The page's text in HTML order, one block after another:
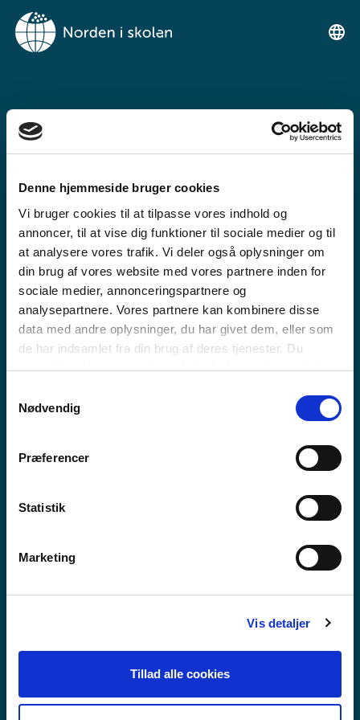
Denne hjemmeside bruger cookies
Vi bruger cookies til at tilpasse vores indhold og
annoncer, til at vise dig funktioner til sociale medier og til
at analysere vores trafik. Vi deler også oplysninger om
din brug af vores website med vores partnere inden for
sociale medier, annonceringspartnere og
analysepartnere. Vores partnere kan kombinere disse
data med andre oplysninger, du har givet dem, eller som
de har indsamlet fra din brug af deres tjenester. Du
samtykker til vores cookies, hvis du fortsætter med at
Nødvendig
Præferencer
Statistik
Marketing
Vis detaljer
Tillad alle cookies
NORDEN I
SKOLENIMUT
Tunngaviusumik atuarfimmut
ilinniarnertuunngorniarfimmullu
atuartitsinermi iserasuaat
akeqanngitsoq.
MEEQQAT ATUARFIAT